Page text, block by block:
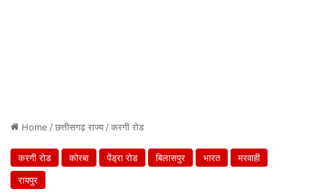
Home /छत्तीसगढ़ राज्य/करगी रोड
करगी रोड कोरबा पेंड्रा रोड बिलासपुर भारत
मरवाही
रायपुर